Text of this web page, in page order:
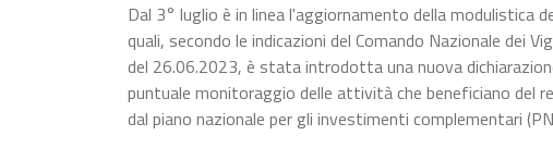
Dal 3° luglio è in linea l'aggiornamento della modulistica
quali, secondo le indicazioni del Comando Nazionale dei
del 26.06.2023, è stata introdotta una nuova
puntuale monitoraggio delle attività che beneficiano del
dal piano nazionale per gli investimenti complementari